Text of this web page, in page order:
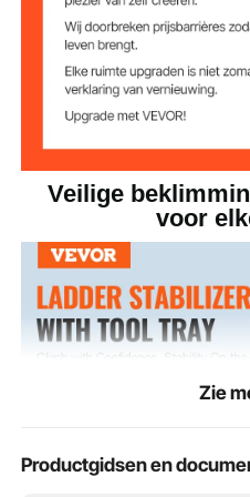
Veilige
voor
Zie
Productgidsen en